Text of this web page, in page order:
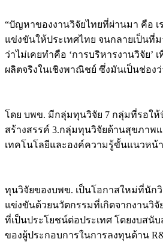
“ปัญหาของงานวิจัยไทยที่ผ่านมา คือ
แข่งขันให้ประเทศไทย จนกลายเป็นที่
ว่าไม่เคยทำคือ ‘การบริหารงานวิจัย
ผลิตจริงในเชิงพาณิชย์ ซึ่งมันเป็นช่อง
โดย บพข. มีกลุ่มทุนวิจัย 7 กลุ่มที่รอใ
สร้างสรรค์ 3.กลุ่มทุนวิจัยด้านสุขภาพ
เทคโนโลยีและองค์ความรู้ขั้นแนวหน้า
ทุนวิจัยของบพข. เป็นโอกาสใหม่ที่นัก
แข่งขันด้วยนวัตกรรมที่เกิดจากงานวิ
ที่เป็นประโยชน์ต่อประเทศ โดยงบสนั
ของผู้ประกอบการในการลงทุนด้าน